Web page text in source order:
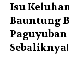
Isu
Bauntung
Sebaliknya!